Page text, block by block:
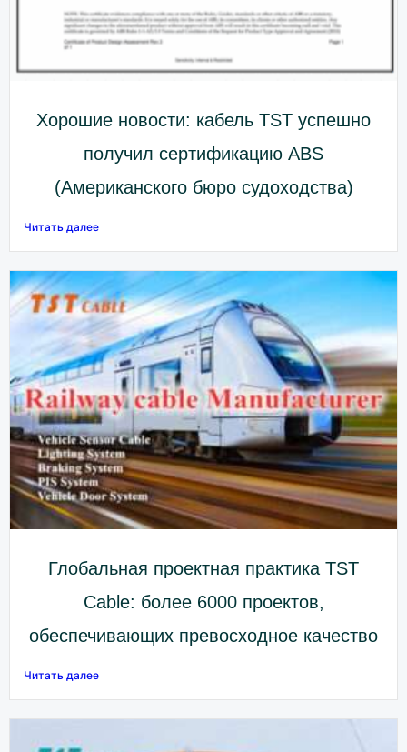
Хорошие новости: кабель TST успешно
получил сертификацию ABS
(Американского бюро судоходства)
Читать далее
Глобальная проектная практика TST
Cable: более 6000 проектов,
обеспечивающих превосходное качество
Читать далее